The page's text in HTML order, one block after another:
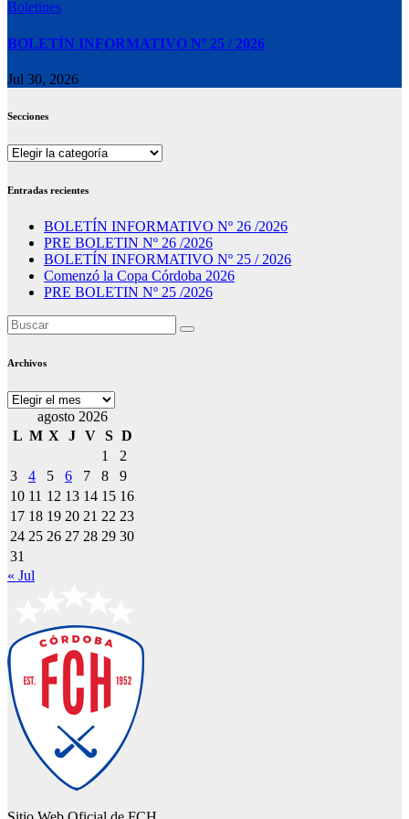
Boletines
BOLETÍN INFORMATIVO Nº 25 / 2026
Jul 30, 2026
Secciones
Secciones
Entradas recientes
BOLETÍN INFORMATIVO Nº 26 /2026
PRE BOLETIN Nº 26 /2026
BOLETÍN INFORMATIVO Nº 25 / 2026
Comenzó la Copa Córdoba 2026
PRE BOLETIN Nº 25 /2026
Archivos
Archivos
agosto 2026
L M X J V S D
1
2
3
4 5 6 7 8
9
10 11 12 13 14 15 16
17 18 19 20 21 22 23
24 25 26 27 28 29 30
31
« Jul